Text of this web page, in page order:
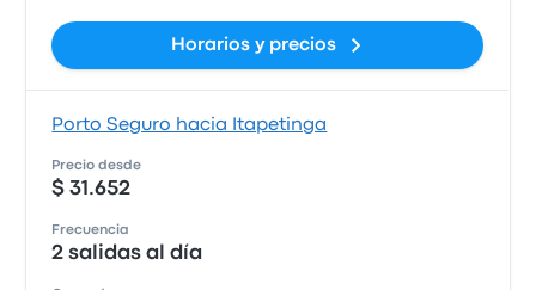
Horarios y precios
Porto Seguro hacia Itapetinga
Precio desde
$ 31.652
Frecuencia
2 salidas al día